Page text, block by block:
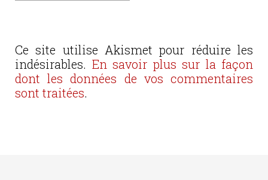
Ce site utilise Akismet pour réduire les
indésirables. En savoir plus sur la façon
dont les données de vos commentaires
sont traitées.